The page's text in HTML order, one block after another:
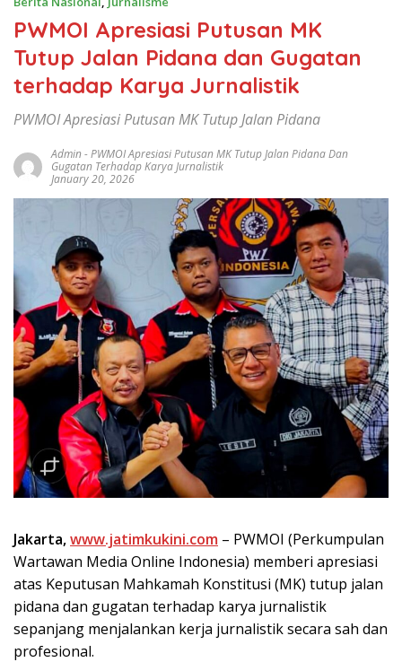
PWMOI Apresiasi Putusan MK
Tutup Jalan Pidana dan Gugatan
terhadap Karya Jurnalistik
PWMOI Apresiasi Putusan MK Tutup Jalan Pidana
Admin-PWMOI Apresiasi Putusan MK Tutup Jalan Pidana Dan
Gugatan Terhadap Karya Jurnalistik
January 20, 2026
Jakarta,www.jatimkukini.com – PWMOI (Perkumpulan
Wartawan Media Online Indonesia) memberi apresiasi
atas Keputusan Mahkamah Konstitusi (MK) tutup jalan
pidana dan gugatan terhadap karya jurnalistik
sepanjang menjalankan kerja jurnalistik secara sah dan
profesional.